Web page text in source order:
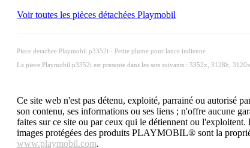
Voir toutes les pièces détachées Playmobil
Piece detachee Playmobil p3352i - Petite plume pour lance indienne
La piece Playmobil p3352i est presente dans les sets suivants : 3352x, 3128b,
Ce site web n'est pas détenu, exploité, parrainé ou autorisé
son contenu, ses informations ou ses liens ; n'offre aucune
faites sur ce site ou par ceux qui le détiennent ou
images protégées des produits PLAYMOBIL® sont la
www.playmobil.com.